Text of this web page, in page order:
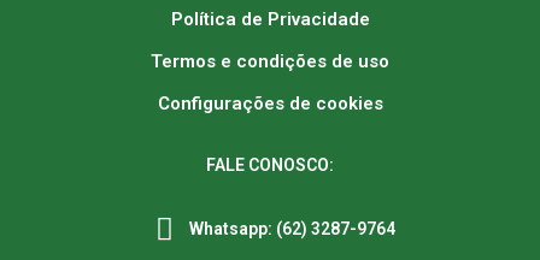
Política de Privacidade
Termos e condições de uso
Configurações de cookies
FALE CONOSCO:
Whatsapp: (62) 3287-9764